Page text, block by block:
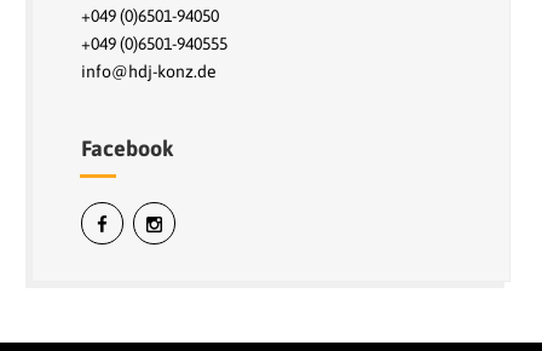
+049 (0)6501-94050
+049 (0)6501-940555
info@hdj-konz.de
Facebook